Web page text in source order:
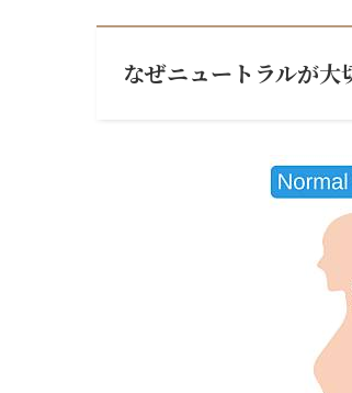
なぜニュートラルが大